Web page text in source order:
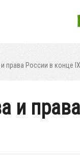
права России в конце
и